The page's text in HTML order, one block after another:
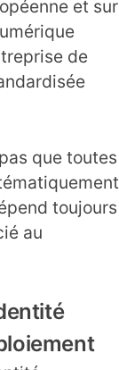
et sur
de
que toutes
toujours
au